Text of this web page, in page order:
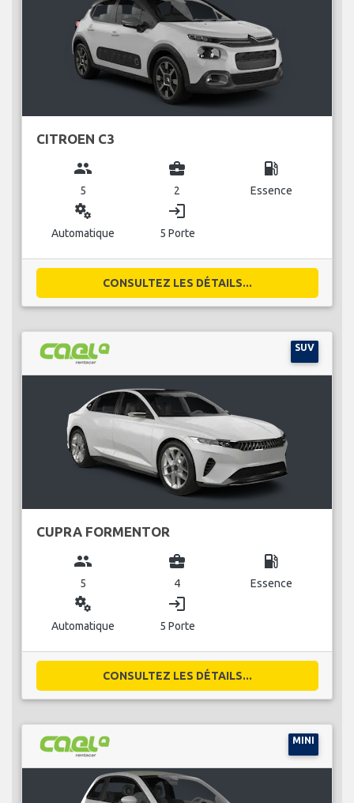
CITROEN C3
group
5
business_center
2
local_gas_station
Essence
miscellaneous_services
Automatique
login
5 Porte
CONSULTEZ LES DÉTAILS...
SUV
CUPRA FORMENTOR
group
5
business_center
4
local_gas_station
Essence
miscellaneous_services
Automatique
login
5 Porte
CONSULTEZ LES DÉTAILS...
MINI